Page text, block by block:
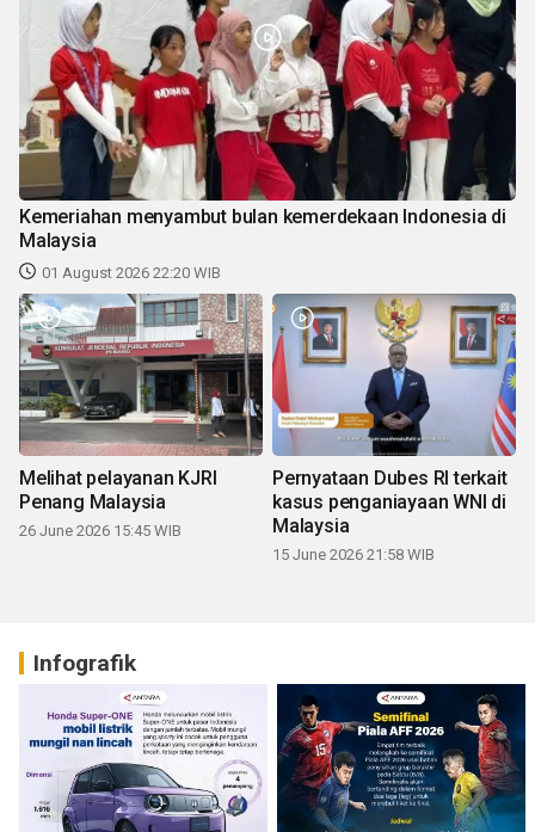
Kemeriahan menyambut bulan kemerdekaan Indonesia di
Malaysia
01 August 2026 22:20 WIB
Melihat pelayanan KJRI
Penang Malaysia
26 June 2026 15:45 WIB
Pernyataan Dubes RI terkait
kasus penganiayaan WNI di
Malaysia
15 June 2026 21:58 WIB
Infografik